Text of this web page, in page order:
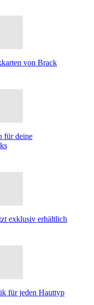
von Brack
für deine
exklusiv erhältlich
für jeden Hauttyp